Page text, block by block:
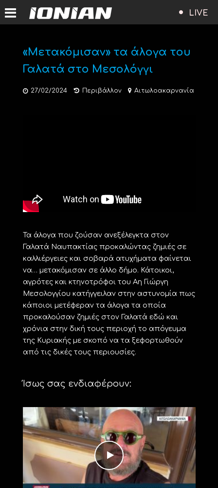
LIVE
«Mετακόμισαν» τα άλογα του
Γαλατά στο Μεσολόγγι
27/02/2024 Περιβάλλον Αιτωλοακαρνανία
Τα άλογα που ζούσαν ανεξέλεγκτα στον
Γαλατά Ναυπακτίας προκαλώντας ζημιές σε
καλλιέργειες και σοβαρά ατυχήματα φαίνεται
να… μετακόμισαν σε άλλο δήμο. Κάτοικοι,
αγρότες και κτηνοτρόφοι του Αη Γιώργη
Μεσολογγίου κατήγγειλαν στην αστυνομία πως
κάποιοι μετέφεραν τα άλογα τα οποία
προκαλούσαν ζημιές στον Γαλατά εδώ και
χρόνια στην δική τους περιοχή το απόγευμα
της Κυριακής με σκοπό να τα ξεφορτωθούν
από τις δικές τους περιουσίες.
Ίσως σας ενδιαφέρουν: